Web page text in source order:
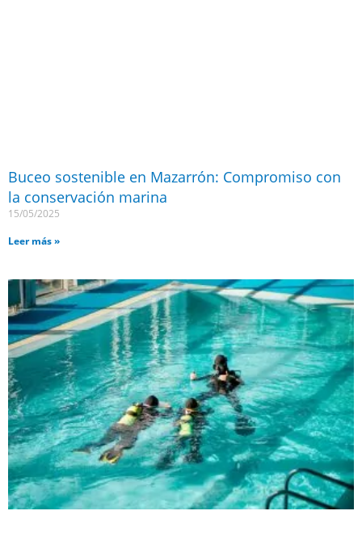
Buceo sostenible en Mazarrón: Compromiso con
la conservación marina
15/05/2025
Leer más »